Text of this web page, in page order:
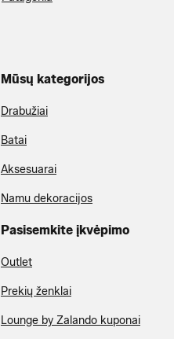
Mūsų kategorijos
Drabužiai
Batai
Aksesuarai
Namu dekoracijos
Pasisemkite įkvėpimo
Outlet
Prekių ženklai
Lounge by Zalando kuponai